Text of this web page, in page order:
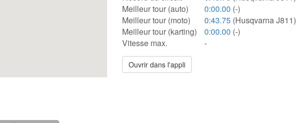
Meilleur tour (auto)
0:00.00 (-)
Meilleur tour (moto)
0:43.75 (Husqvarna J811)
Meilleur tour (karting)
0:00.00 (-)
Vitesse max.
-
Ouvrir dans l'appli